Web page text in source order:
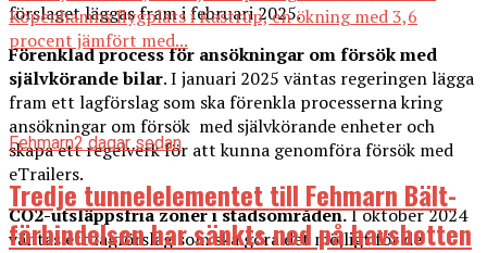
förslaget läggas fram i februari 2025.
Förenklad process för ansökningar om försök med
självkörande bilar. I januari 2025 väntas regeringen lägga
fram ett lagförslag som ska förenkla processerna kring
ansökningar om försök med självkörande enheter och
skapa ett regelverk för att kunna genomföra försök med
eTrailers.
CO2-utsläppsfria zoner i stadsområden.I oktober 2024
väntas ett lagförslag som ska göra det möjligt för de
Köpenhamns flygplats i Kastrup, en ökning med 3,6
procent jämfört med...
Fehmarn2 dagar sedan
Tredje tunnelelementet till Fehmarn Bält-
förbindelsen har sänkts ned på havsbotten